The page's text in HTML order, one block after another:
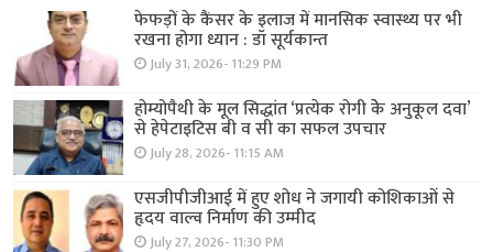
फेफड़ों के कैंसर के इलाज में मानसिक स्वास्थ्य पर भी
रखना होगा ध्यान : डॉ सूर्यकान्त
July 31, 2026- 11:29 PM
होम्योपैथी के मूल सिद्धांत ‘प्रत्येक रोगी केे अनुकूल दवा’
से हेपेटाइटिस बी व सी का सफल उपचार
July 28, 2026- 11:15 AM
एसजीपीजीआई में हुए शोध ने जगायी कोशिकाओं से
हृदय वाल्व निर्माण की उम्मीद
July 27, 2026- 11:30 PM